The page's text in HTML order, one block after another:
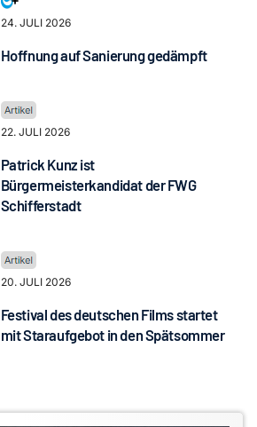
24. JULI 2026
Hoffnung auf Sanierung gedämpft
22. JULI 2026
Patrick Kunz ist
Bürgermeisterkandidat der FWG
Schifferstadt
20. JULI 2026
Festival des deutschen Films startet
mit Staraufgebot in den Spätsommer